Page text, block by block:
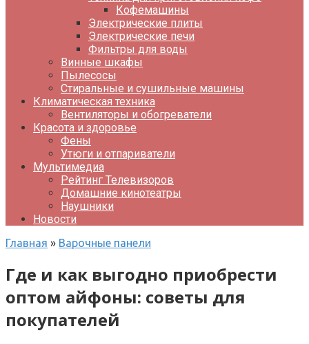
Кофемашины
Электрические плиты
Электрические печи
Фильтры для воды
Винные шкафы
Пылесосы
Стиральные и сушильные машины
Климатическая техника
Вентиляторы и обогреватели
Красота и здоровье
Фены
Утюги и отпариватели
Мультимедиа
Рейтинг Телевизоров
Домашние кинотеатры
Наушники
Новости
Главная » Варочные панели
Где и как выгодно приобрести
оптом айфоны: советы для
покупателей